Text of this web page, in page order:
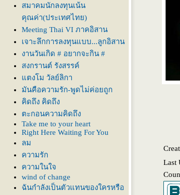
สมาคมนักลงทุนเน้น
คุณค่า(ประเทศไทย)
Meeting Thai VI ภาคอิสาน
เจาะลึกการลงทุนแบบ...ลูกอิสาน
งานวันเกิด # อยากจะกิน #
สงกรานต์ รังสรรค์
ตงโม วัลย์ลิกา
มันคือความรัก-พูดไม่ค่อยถูก
คิดถึง คิดถึง
ตะกอนความคิดถึง
Take me to your heart
Right Here Waiting For You
ลม
ความรัก
ความในใจ
wind of change
ฉันกำลังเป็นตัวแทนของใครหรือ
Last